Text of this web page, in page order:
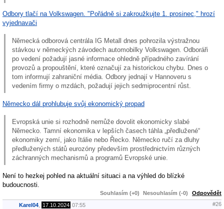
Odbory tlačí na Volkswagen. "Pořádně si zakroužkujte 1. prosinec," hrozí
vyjednavači
Německá odborová centrála IG Metall dnes pohrozila výstražnou
stávkou v německých závodech automobilky Volkswagen. Odboráři
po vedení požadují jasné informace ohledně případného zavírání
provozů a propouštění, které označují za historickou chybu. Dnes o
tom informují zahraniční média. Odbory jednají v Hannoveru s
vedením firmy o mzdách, požadují jejich sedmiprocentní růst.
Německo dál prohlubuje svůj ekonomický propad
Evropská unie si rozhodně nemůže dovolit ekonomicky slabé
Německo. Tamní ekonomika v lepších časech táhla „předlužené“
ekonomiky zemí, jako Itálie nebo Řecko. Německo ručí za dluhy
předlužených států eurozóny především prostřednictvím různých
záchranných mechanismů a programů Evropské unie.
Není to hezkej pohled na aktuální situaci a na výhled do blízké
budoucnosti.
Souhlasím (+0) Nesouhlasím (-0) Odpovědět
Karel04 17.10.2024 07:55 #26